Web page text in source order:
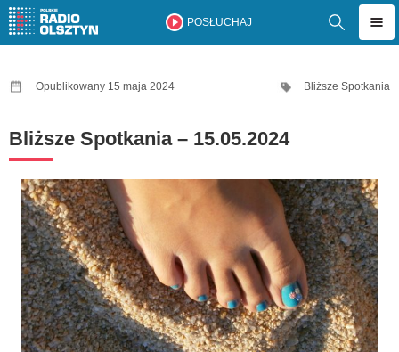
POSŁUCHAJ
Opublikowany 15 maja 2024 Bliższe Spotkania
Bliższe Spotkania – 15.05.2024